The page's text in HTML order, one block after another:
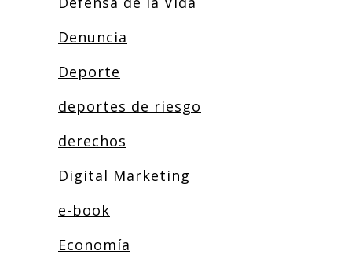
Denuncia
Deporte
deportes de riesgo
derechos
Digital Marketing
e-book
Economía